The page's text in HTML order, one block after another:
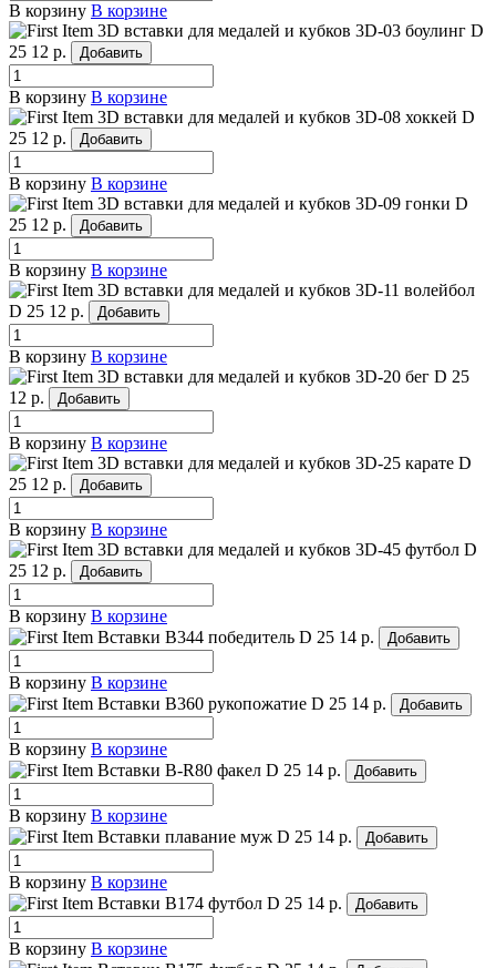
В корзину В корзине
3D вставки для медалей и кубков 3D-03 боулинг D
25 12 р. Добавить
В корзину В корзине
3D вставки для медалей и кубков 3D-08 хоккей D
25 12 р. Добавить
В корзину В корзине
3D вставки для медалей и кубков 3D-09 гонки D
25 12 р. Добавить
В корзину В корзине
3D вставки для медалей и кубков 3D-11 волейбол
D 25 12 р. Добавить
В корзину В корзине
3D вставки для медалей и кубков 3D-20 бег D 25
12 р.
Добавить
В корзину В корзине
3D вставки для медалей и кубков 3D-25 карате D
25 12 р. Добавить
В корзину В корзине
3D вставки для медалей и кубков 3D-45 футбол D
25 12 р. Добавить
В корзину В корзине
Вставки B344 победитель D 25 14 р. Добавить
В корзину В корзине
Вставки B360 рукопожатие D 25 14 р. Добавить
В корзину В корзине
Вставки B-R80 факел D 25 14 р. Добавить
В корзину В корзине
Вставки плавание муж D 25 14 р. Добавить
В корзину В корзине
Вставки B174 футбол D 25 14 р. Добавить
В корзину В корзине